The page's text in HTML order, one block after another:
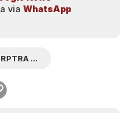
via WhatsApp
Gebyar RPTRA 2025